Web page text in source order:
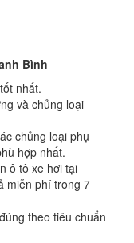
Bình
nhất.
và chủng loại
chủng loại phụ
hợp nhất.
ô tô xe hơi tại
miễn phí trong 7
theo tiêu chuẩn